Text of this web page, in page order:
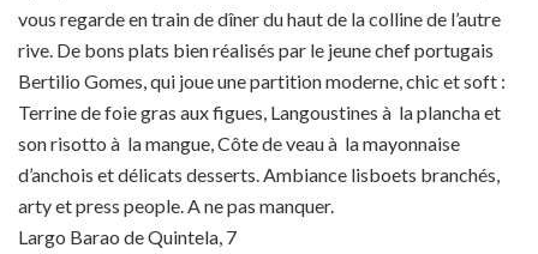
vous regarde en train de dîner du haut de la colline de l’autre
rive. De bons plats bien réalisés par le jeune chef portugais
Bertilio Gomes, qui joue une partition moderne, chic et soft :
Terrine de foie gras aux figues, Langoustines à la plancha et
son risotto à la mangue, Côte de veau à la mayonnaise
d’anchois et délicats desserts. Ambiance lisboets branchés,
arty et press people. A ne pas manquer.
Largo Barao de Quintela, 7